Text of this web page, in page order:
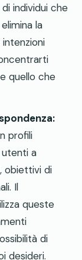
individui che
la
quello che
profili
a
obiettivi di
Il
queste
di
desideri.